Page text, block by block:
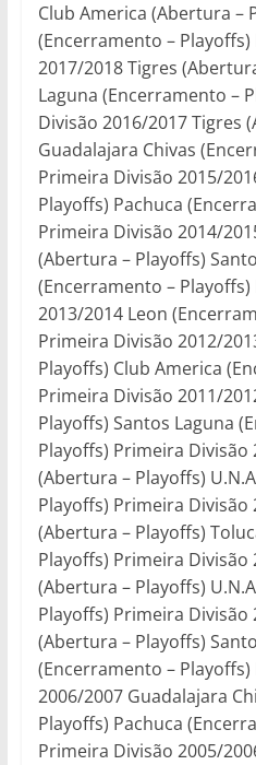
Club America (Abertura –
(Encerramento –
2017/2018 Tigres
Laguna (Encerramento –
Divisão 2016/2017 Tigres
Guadalajara Chivas
Primeira Divisão 2015/
Playoffs) Pachuca
Primeira Divisão 2014/
(Abertura – Playoffs)
(Encerramento –
2013/2014 Leon
Primeira Divisão 2012/
Playoffs) Club America
Primeira Divisão 2011/
Playoffs) Santos Laguna
Playoffs) Primeira
(Abertura – Playoffs)
Playoffs) Primeira
(Abertura – Playoffs)
Playoffs) Primeira Divisão
(Abertura – Playoffs)
Playoffs) Primeira Divisão
(Abertura – Playoffs)
(Encerramento –
2006/2007 Guadalajara
Playoffs) Pachuca
Primeira Divisão 2005/